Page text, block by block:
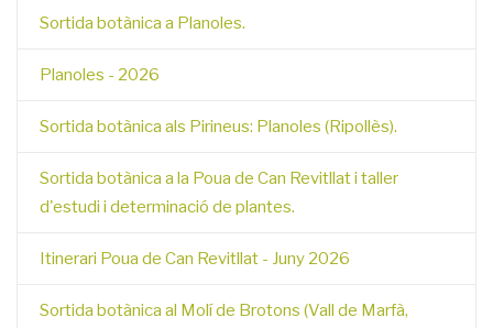
Sortida botànica a Planoles.
Planoles - 2026
Sortida botànica als Pirineus: Planoles (Ripollès).
Sortida botànica a la Poua de Can Revitllat i taller
d'estudi i determinació de plantes.
Itinerari Poua de Can Revitllat - Juny 2026
Sortida botànica al Molí de Brotons (Vall de Marfà,